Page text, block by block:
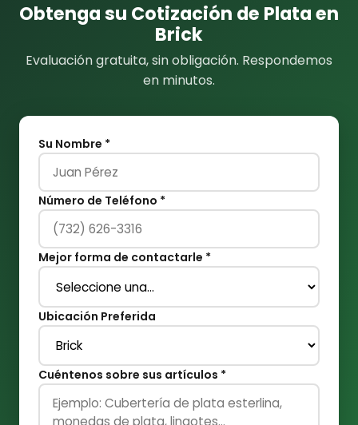
Obtenga su Cotización de Plata en
Brick
Evaluación gratuita, sin obligación. Respondemos
en minutos.
Su Nombre *
Número de Teléfono *
Mejor forma de contactarle *
Ubicación Preferida
Cuéntenos sobre sus artículos *